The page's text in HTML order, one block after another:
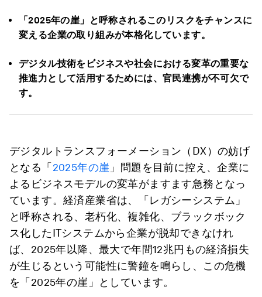
「2025年の崖」と呼称されるこのリスクをチャンスに
変える企業の取り組みが本格化しています。
デジタル技術をビジネスや社会における変革の重要な
推進力として活用するためには、官民連携が不可欠で
す。
デジタルトランスフォーメーション（DX）の妨げ
となる「 2025年の崖 」問題を目前に控え、企業に
よるビジネスモデルの変革がますます急務となっ
ています。経済産業省は、「レガシーシステム」
と呼称される、老朽化、複雑化、ブラックボック
ス化したITシステムから企業が脱却できなけれ
ば、2025年以降、最大で年間12兆円もの経済損失
が生じるという可能性に警鐘を鳴らし、この危機
を「2025年の崖」としています。